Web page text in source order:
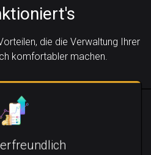
die die Verwaltung Ihrer
komfortabler machen.